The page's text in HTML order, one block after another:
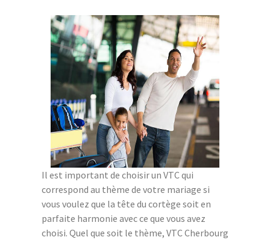
Il est important de choisir un VTC qui
correspond au thème de votre mariage si
vous voulez que la tête du cortège soit en
parfaite harmonie avec ce que vous avez
choisi. Quel que soit le thème, VTC Cherbourg